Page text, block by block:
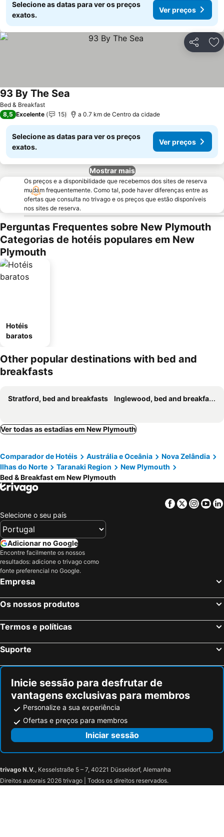
Selecione as datas para ver os preços
exatos.
Ver preços
Partilhar
Bed & Breakfast
93 By The Sea
8,5 Excelente 15 a 0.7 km de Centro da cidade
Selecione as datas para ver os preços
exatos.
Ver preços
Mostrar mais
Os preços e a disponibilidade que recebemos dos sites de reserva
mudam frequentemente. Como tal, pode haver diferenças entre as
ofertas que consulta no trivago e os preços que estão disponíveis
nos sites de reserva.
Perguntas Frequentes sobre New Plymouth
Categorias de hotéis populares em New
Plymouth
Hotéis
baratos
Other popular destinations with bed and
breakfasts
Stratford, bed and breakfasts Inglewood, bed and breakfasts
Ver todas as estadias em New Plymouth
Comparador de Hotéis Austrália e Oceânia
Nova Zelândia
Ilhas do Norte
Taranaki Region
New Plymouth
Bed & Breakfast em New Plymouth
Facebook
Twitter
Selecione o seu país
Adicionar no Google
Encontre facilmente os nossos
resultados: adicione o trivago como
fonte preferencial no Google.
Empresa
Os nossos produtos
Termos e políticas
Suporte
Inicie sessão para desfrutar de
vantagens exclusivas para membros
Personalize a sua experiência
Ofertas e preços para membros
Iniciar sessão
trivago N.V., Kesselstraße 5 – 7, 40221 Düsseldorf, Alemanha
Direitos autorais 2026 trivago | Todos os direitos reservados.